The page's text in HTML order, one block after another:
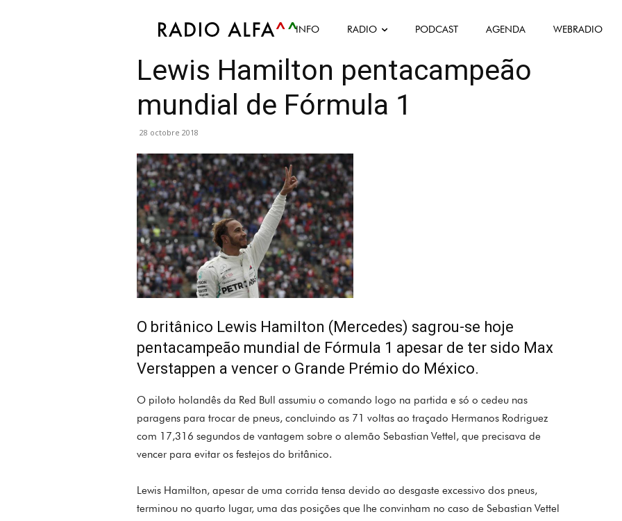
INFO RADIO PODCAST AGENDA WEBRADIO
Atualidade Desportiva Info
Lewis Hamilton pentacampeão
mundial de Fórmula 1
28 octobre 2018
O britânico Lewis Hamilton (Mercedes) sagrou-se hoje
pentacampeão mundial de Fórmula 1 apesar de ter sido Max
Verstappen a vencer o Grande Prémio do México.
O piloto holandês da Red Bull assumiu o comando logo na partida e só o cedeu nas
paragens para trocar de pneus, concluindo as 71 voltas ao traçado Hermanos Rodriguez
com 17,316 segundos de vantagem sobre o alemão Sebastian Vettel, que precisava de
vencer para evitar os festejos do britânico.
Lewis Hamilton, apesar de uma corrida tensa devido ao desgaste excessivo dos pneus,
terminou no quarto lugar, uma das posições que lhe convinham no caso de Sebastian Vettel